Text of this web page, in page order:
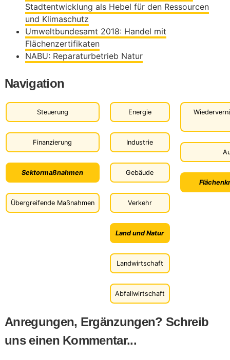
Stadtentwicklung als Hebel für den Ressourcen
und Klimaschutz
Umweltbundesamt 2018: Handel mit
Flächenzertifikaten
NABU: Reparaturbetrieb Natur
Navigation
Steuerung
Finanzierung
Sektormaßnahmen
Übergreifende Maßnahmen
Energie
Industrie
Gebäude
Verkehr
Land und Natur
Landwirtschaft
Abfallwirtschaft
Anregungen, Ergänzungen? Schreib
uns einen Kommentar...